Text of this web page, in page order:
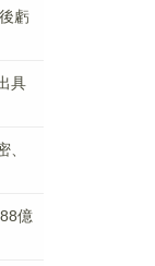
虧
具
億